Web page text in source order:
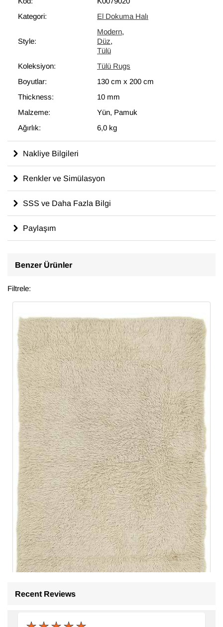
Kategori:
El Dokuma Halı
Style:
Modern,
Düz,
Tülü
Koleksiyon:
Tülü Rugs
Boyutlar:
130 cm x 200 cm
Thickness:
10 mm
Malzeme:
Yün, Pamuk
Ağırlık:
6,0 kg
Nakliye Bilgileri
Renkler ve Simülasyon
SSS ve Daha Fazla Bilgi
Paylaşım
Benzer Ürünler
Filtrele:
Recent Reviews